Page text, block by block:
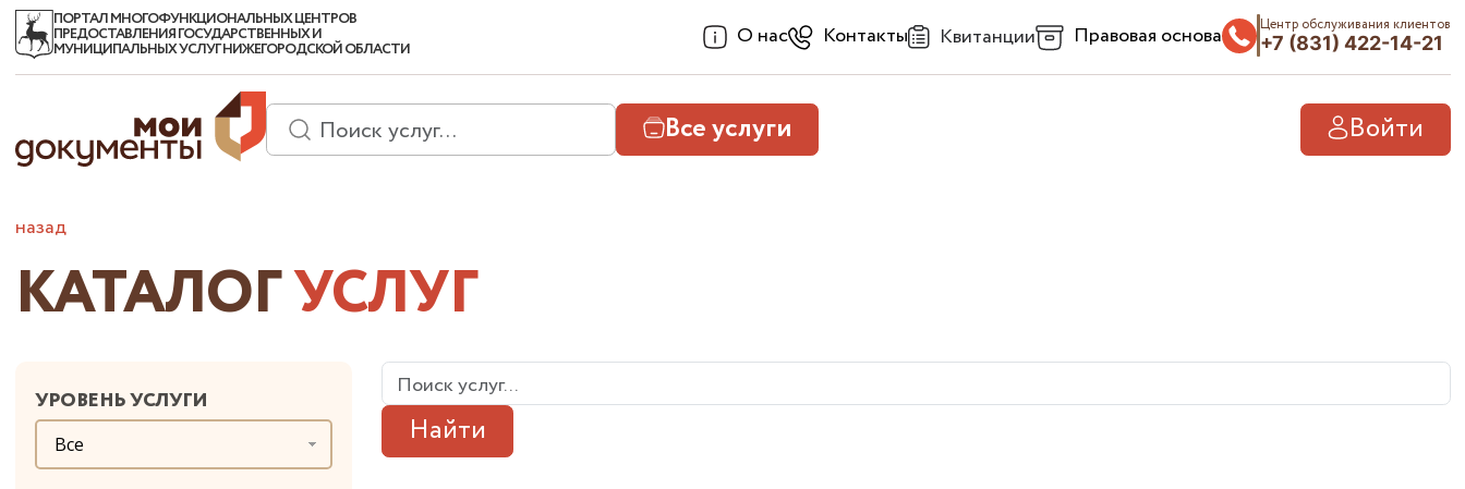
ПОРТАЛ МНОГОФУНКЦИОНАЛЬНЫХ ЦЕНТРОВ
ПРЕДОСТАВЛЕНИЯ ГОСУДАРСТВЕННЫХ И
МУНИЦИПАЛЬНЫХ УСЛУГ НИЖЕГОРОДСКОЙ ОБЛАСТИ О нас Контакты Квитанции Правовая основа Центр обслуживания клиентов
+7 (831) 422-14-21
Все услуги Войти
назад
КАТАЛОГУСЛУГ
УРОВЕНЬ УСЛУГИ
Все Найти